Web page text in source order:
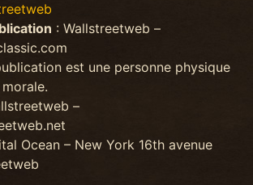
: Wallstreetweb –
est une personne physique
–
Ocean – New York 16th avenue